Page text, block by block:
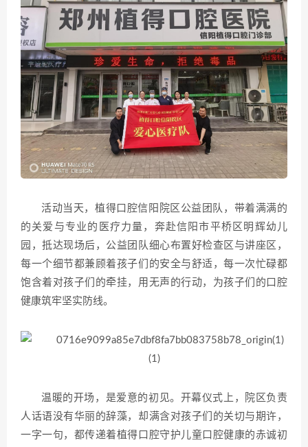
活动当天，植得口腔信阳院区公益团队，带着满满的
的关爱与专业的医疗力量，奔赴信阳市平桥区明辉幼儿
园，抵达现场后，公益团队细心布置好检查区与讲座区，
每一个细节都兼顾着孩子们的安全与舒适，每一次忙碌都
饱含着对孩子们的牵挂，用无声的行动，为孩子们的口腔
健康筑牢坚实防线。
温暖的开场，是爱意的初见。开幕仪式上，院区负责
人话语没有华丽的辞藻，却满含对孩子们的关切与期许，
一字一句，都传递着植得口腔守护儿童口腔健康的赤诚初